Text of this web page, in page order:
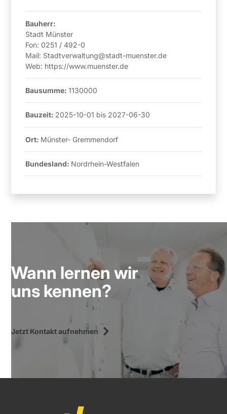
Bauherr:
Stadt Münster
Fon: 0251 / 492-0
Mail: Stadtverwaltung@stadt-muenster.de
Web: https://www.muenster.de
Bausumme:1130000
Bauzeit: 2025-10-01 bis 2027-06-30
Ort: Münster- Gremmendorf
Bundesland: Nordrhein-Westfalen
Wann lernen wir
uns kennen?
Jetzt Kontakt aufnehmen